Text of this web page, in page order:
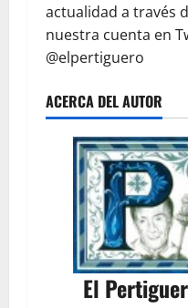
actualidad a través
nuestra cuenta en
@elpertiguero
ACERCA DEL AUTOR
El